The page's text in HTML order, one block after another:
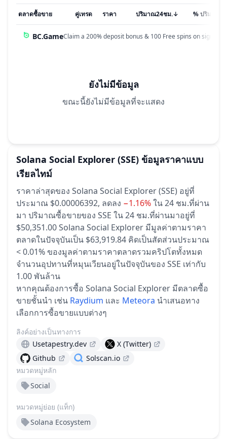
ตลาดซื้อขาย คู่เทรด ราคา ↓
ปริมาณ24ชม. % ปริมาณ
BC.GameClaim a 200% deposit bonus & 100 Free spins on sign up!
ยังไม่มีข้อมูล
ขณะนี้ยังไม่มีข้อมูลที่จะแสดง
Solana Social Explorer (SSE) ข้อมูลราคาแบบ
เรียลไทม์
ราคาล่าสุดของ Solana Social Explorer (SSE) อยู่ที่
ประมาณ $0.00006392, ลดลง −1.16%ใน 24 ชม.ที่ผ่าน
มา ปริมาณซื้อขายของ SSE ใน 24 ชม.ที่ผ่านมาอยู่ที่
$50,351.00Solana Social Explorer มีมูลค่าตามราคา
ตลาดในปัจจุบันเป็น $63,919.84 คิดเป็นสัดส่วนประมาณ
< 0.01% ของมูลค่าตามราคาตลาดรวมคริปโตทั้งหมด
จำนวนอุปทานที่หมุนเวียนอยู่ในปัจจุบันของ SSE เท่ากับ
1.00 พันล้าน
หากคุณต้องการซื้อ Solana Social Explorer มีตลาดซื้อ
ขายชั้นนำ เช่น Raydium และ Meteora นำเสนอทาง
เลือกการซื้อขายแบบต่างๆ
หมวดหมู่หลัก
Social
หมวดหมู่ย่อย (แท็ก)
Solana Ecosystem
ลิงค์อย่างเป็นทางการ
Usetapestry.dev
X (Twitter)
Github
Solscan.io